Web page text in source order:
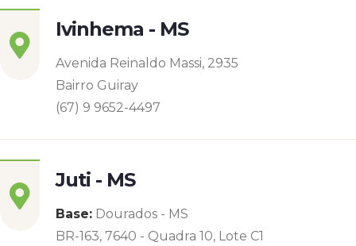
Ivinhema - MS
Avenida Reinaldo Massi, 2935
Bairro Guiray
(67) 9 9652-4497
Juti - MS
Base: Dourados - MS
BR-163, 7640 - Quadra 10, Lote C1